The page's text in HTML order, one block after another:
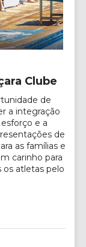
Clube
de
a integração
e a
de
as famílias e
carinho para
os atletas pelo